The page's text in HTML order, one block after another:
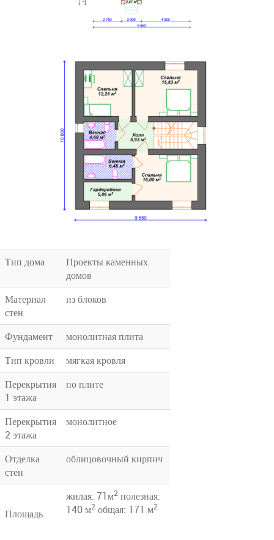
Тип дома
Проекты каменных
домов
Материал
стен
из блоков
Фундамент
монолитная плита
Тип кровли
мягкая кровля
Перекрытия
1 этажа
по плите
Перекрытия
2 этажа
монолитное
Отделка
стен
облицовочный кирпич
Площадь
жилая: 71м2 полезная:
140 м2 общая: 171 м2